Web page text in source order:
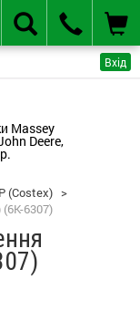
Вхід
Massey
Deere,
(Costex) >
6307)